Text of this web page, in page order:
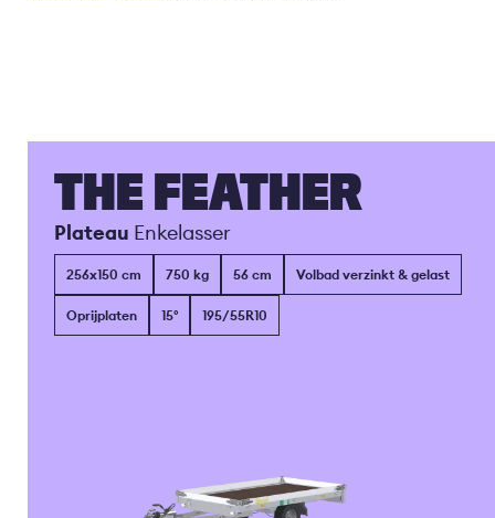
THE FEATHER
Plateau Enkelasser
256x150 cm 750 kg 56 cm Volbad verzinkt & gelast
Oprijplaten 15° 195/55R10